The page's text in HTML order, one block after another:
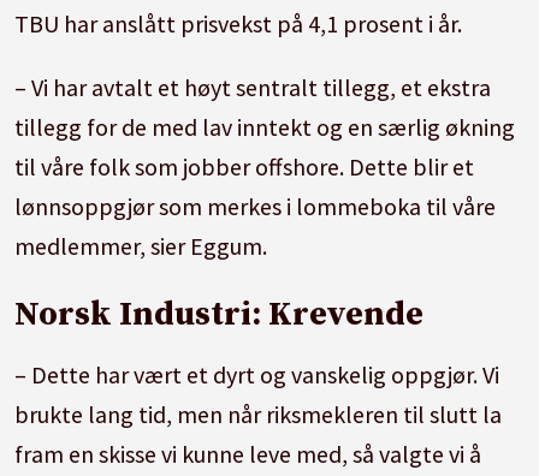
TBU har anslått prisvekst på 4,1 prosent i år.
– Vi har avtalt et høyt sentralt tillegg, et ekstra
tillegg for de med lav inntekt og en særlig økning
til våre folk som jobber offshore. Dette blir et
lønnsoppgjør som merkes i lommeboka til våre
medlemmer, sier Eggum.
Norsk Industri: Krevende
– Dette har vært et dyrt og vanskelig oppgjør. Vi
brukte lang tid, men når riksmekleren til slutt la
fram en skisse vi kunne leve med, så valgte vi å